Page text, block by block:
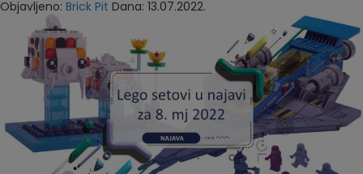
Objavljeno: Brick Pit Dana: 13.07.2022.